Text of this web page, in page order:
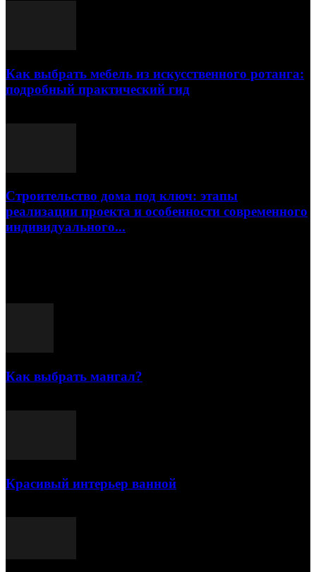
Как выбрать мебель из искусственного ротанга:
подробный практический гид
Строительство дома под ключ: этапы
реализации проекта и особенности современного
индивидуального...
Как выбрать мангал?
Красивый интерьер ванной